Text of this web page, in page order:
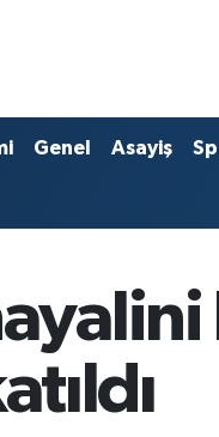
Genel Asayiş